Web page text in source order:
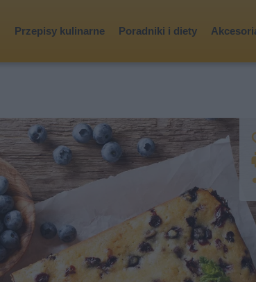
Przepisy kulinarne Poradniki i diety